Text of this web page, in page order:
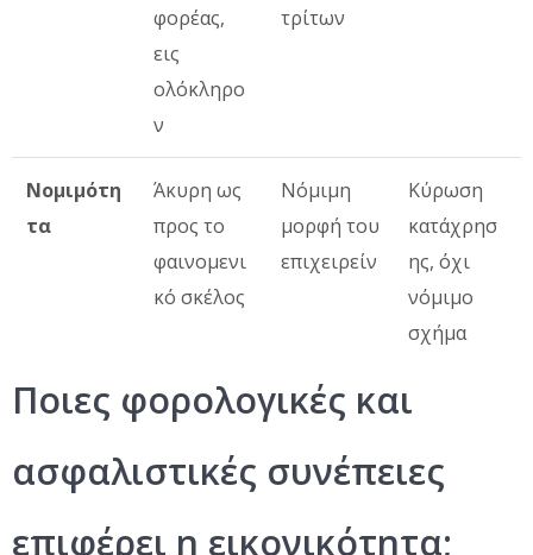
φορέας,
εις
ολόκληρο
ν
τρίτων
Νομιμότη
τα
Άκυρη ως
προς το
φαινομενι
κό σκέλος
Νόμιμη
μορφή του
επιχειρείν
Κύρωση
κατάχρησ
ης, όχι
νόμιμο
σχήμα
Ποιες φορολογικές και
ασφαλιστικές συνέπειες
επιφέρει η εικονικότητα;